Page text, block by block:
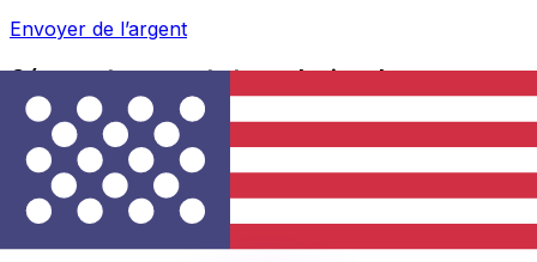
Envoyer de l’argent
Gérez votre argent et vos devises lorsque vous
êtes en déplacement
L'application Xe réunit toutes les fonctionnalités
nécessaires pour vos transferts d'argent internationaux
et la gestion de vos devises. Convertissez des devises,
programmez des alertes de taux et transférez de
l'argent à l'étranger sans frais cachés. Téléchargez